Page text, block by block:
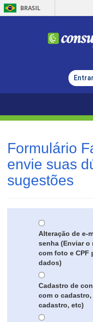
BRASIL
Formulário
envie suas
sugestões
Alteração de e-
senha (Enviar o
com foto e CPF
dados)
Cadastro de
com o
cadastro, etc)